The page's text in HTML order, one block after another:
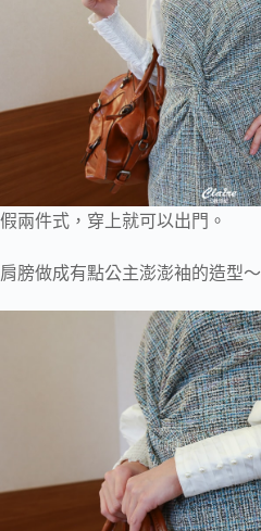
假兩件式，穿上就可以出門。
肩膀做成有點公主澎澎袖的造型～